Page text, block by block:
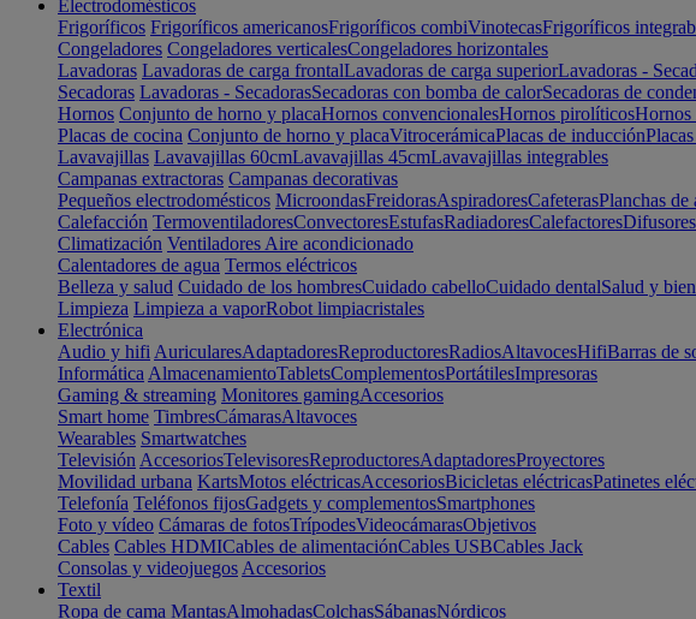
Electrodomésticos
Frigoríficos Frigoríficos americanosFrigoríficos combiVinotecasFrigoríficos
Congeladores Congeladores verticalesCongeladores horizontales
Lavadoras Lavadoras de carga frontalLavadoras de carga superiorLavadoras -
Secadoras Lavadoras - SecadorasSecadoras con bomba de calorSecadoras de
Hornos Conjunto de horno y placaHornos convencionalesHornos pirolíticos
Placas de cocina Conjunto de horno y placaVitrocerámicaPlacas de inducción
Lavavajillas Lavavajillas 60cmLavavajillas 45cmLavavajillas integrables
Campanas extractoras Campanas decorativas
Pequeños electrodomésticos MicroondasFreidorasAspiradoresCafeterasPlanchas de
Calefacción TermoventiladoresConvectoresEstufasRadiadoresCalefactoresDifusores
Climatización Ventiladores Aire acondicionado
Calentadores de agua Termos eléctricos
Belleza y salud Cuidado de los hombresCuidado cabelloCuidado dentalSalud y
Limpieza Limpieza a vaporRobot limpiacristales
Electrónica
Audio y hifi AuricularesAdaptadoresReproductoresRadiosAltavocesHifiBarras de
Informática AlmacenamientoTabletsComplementosPortátilesImpresoras
Gaming & streaming Monitores gamingAccesorios
Smart home TimbresCámarasAltavoces
Wearables Smartwatches
Televisión AccesoriosTelevisoresReproductoresAdaptadoresProyectores
Movilidad urbana KartsMotos eléctricasAccesoriosBicicletas eléctricasPatinetes
Telefonía Teléfonos fijosGadgets y complementosSmartphones
Foto y vídeo Cámaras de fotosTrípodesVideocámarasObjetivos
Cables Cables HDMICables de alimentaciónCables USBCables Jack
Consolas y videojuegos Accesorios
Textil
Ropa de cama MantasAlmohadasColchasSábanasNórdicos